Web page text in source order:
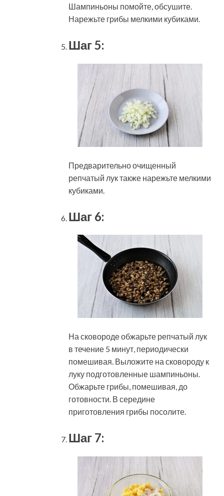
Шампиньоны помойте, обсушите.
Нарежьте грибы мелкими кубиками.
Шаг 5:
Предварительно очищенный
репчатый лук также нарежьте мелкими
кубиками.
Шаг 6:
На сковороде обжарьте репчатый лук
в течение 5 минут, периодически
помешивая. Выложите на сковороду к
луку подготовленные шампиньоны.
Обжарьте грибы, помешивая, до
готовности. В середине
приготовления грибы посолите.
Шаг 7: